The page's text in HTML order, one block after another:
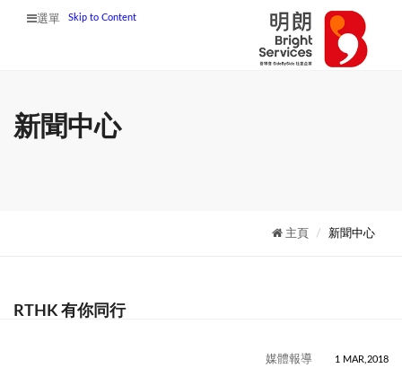
選單 Skip to Content
新聞中心
主頁 新聞中心
RTHK 有你同行
媒體報導 1 MAR,2018